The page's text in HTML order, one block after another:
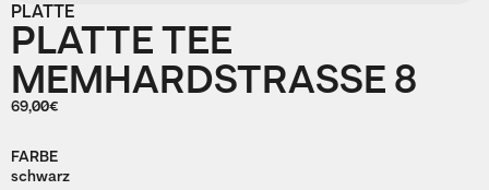
PLATTE
PLATTE TEE
MEMHARDSTRASSE 8
69,00€
FARBE
schwarz